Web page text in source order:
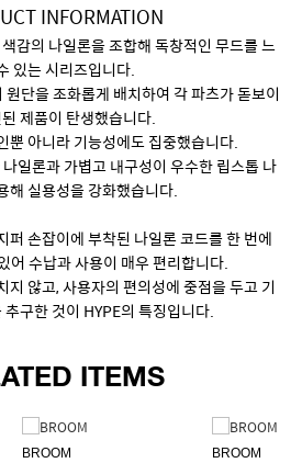
INFORMATION
감의 나일론을 조합해 독창적인 무드를 느
있는 시리즈입니다.
단을 조화롭게 배치하여 각 파츠가 돋보이
제품이 탄생했습니다.
뿐 아니라 기능성에도 집중했습니다.
일론과 가볍고 내구성이 우수한 립스톱 나
해 실용성을 강화했습니다.
퍼 손잡이에 부착된 나일론 코드를 한 번에
어 수납과 사용이 매우 편리합니다.
지 않고, 사용자의 편의성에 중점을 두고 기
구한 것이 HYPE의 특징입니다.
ITEMS
BROOM BROOM